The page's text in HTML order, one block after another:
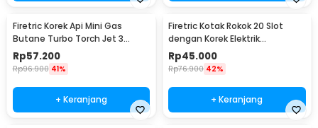
Firetric Korek Api Mini Gas
Butane Turbo Torch Jet 3
Windproof - PE-979
Rp57.200
Rp96.900 41%
+ Keranjang
Firetric Kotak Rokok 20 Slot
dengan Korek Elektrik
Pyrotechnic - JD-YH048
Rp45.000
Rp76.900 42%
+ Keranjang